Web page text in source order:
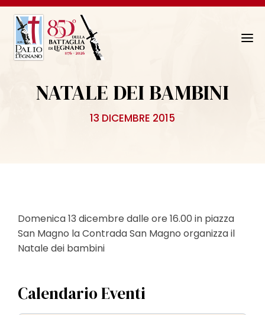
N
NATALE DEI BAMBINI
13 DICEMBRE 2015
Domenica 13 dicembre dalle ore 16.00 in piazza
San Magno la Contrada San Magno organizza il
Natale dei bambini
Calendario Eventi